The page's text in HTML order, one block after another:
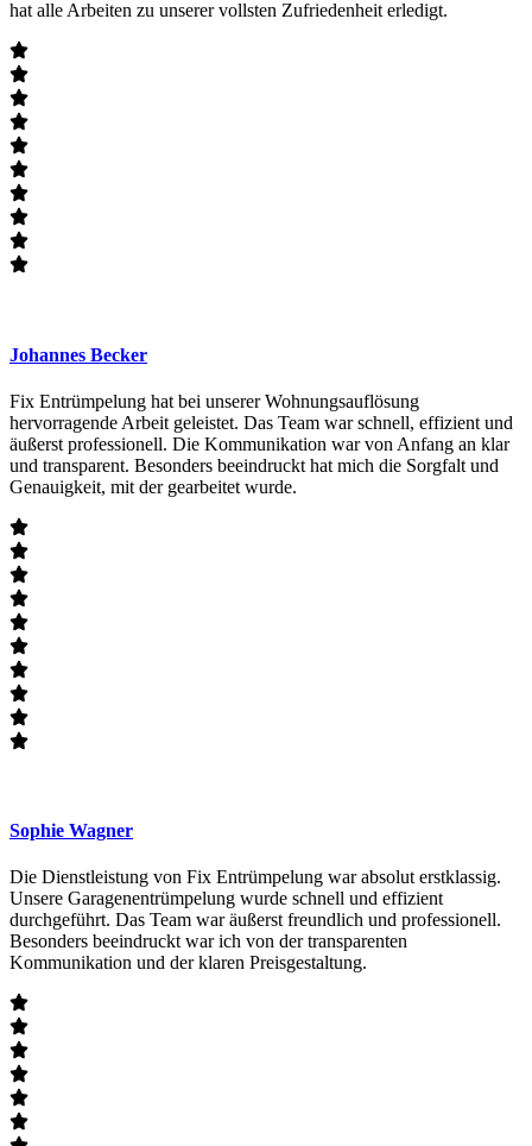
hat alle Arbeiten zu unserer vollsten Zufriedenheit erledigt.
Johannes Becker
Fix Entrümpelung hat bei unserer Wohnungsauflösung
hervorragende Arbeit geleistet. Das Team war schnell, effizient und
äußerst professionell. Die Kommunikation war von Anfang an klar
und transparent. Besonders beeindruckt hat mich die Sorgfalt und
Genauigkeit, mit der gearbeitet wurde.
Sophie Wagner
Die Dienstleistung von Fix Entrümpelung war absolut erstklassig.
Unsere Garagenentrümpelung wurde schnell und effizient
durchgeführt. Das Team war äußerst freundlich und professionell.
Besonders beeindruckt war ich von der transparenten
Kommunikation und der klaren Preisgestaltung.